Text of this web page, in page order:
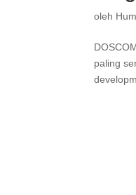
oleh
paling